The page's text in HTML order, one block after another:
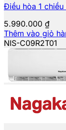
Điều hòa 1 chiều
5.990.000 ₫
Thêm vào giỏ
NIS-C09R2T01